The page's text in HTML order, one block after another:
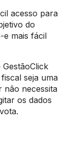
acesso para
do
e mais fácil
seja uma
não necessita
os dados